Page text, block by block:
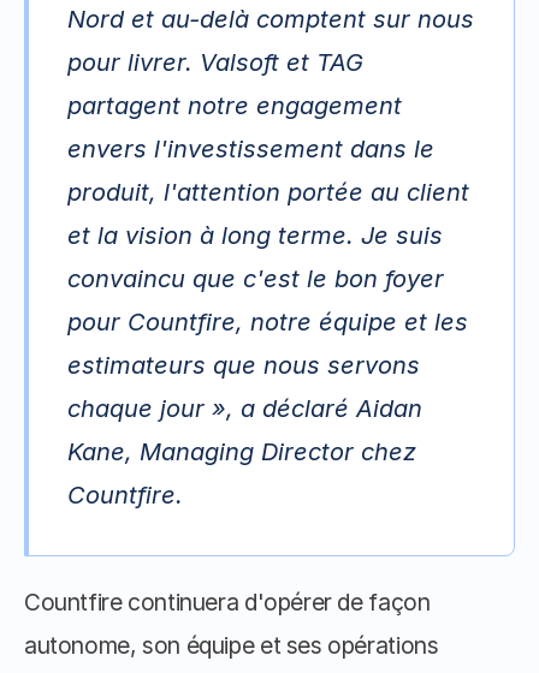
Nord et au-delà comptent sur nous
pour livrer. Valsoft et TAG
partagent notre engagement
envers l'investissement dans le
produit, l'attention portée au client
et la vision à long terme. Je suis
convaincu que c'est le bon foyer
pour Countfire, notre équipe et les
estimateurs que nous servons
chaque jour », a déclaré Aidan
Kane, Managing Director chez
Countfire.
Countfire continuera d'opérer de façon
autonome, son équipe et ses opérations